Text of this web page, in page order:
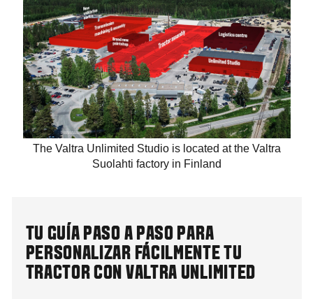
The Valtra Unlimited Studio is located at the Valtra
Suolahti factory in Finland
TU GUÍA PASO A PASO PARA
PERSONALIZAR FÁCILMENTE TU
TRACTOR CON VALTRA UNLIMITED